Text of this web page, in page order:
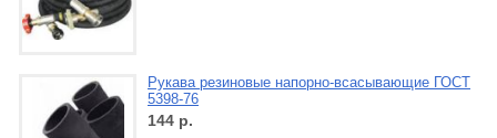
Рукава резиновые напорно-всасывающие ГОСТ
5398-76
144 р.